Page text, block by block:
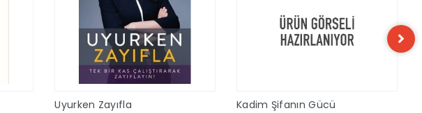
Uyurken Zayıfla Kadim Şifanın Gücü